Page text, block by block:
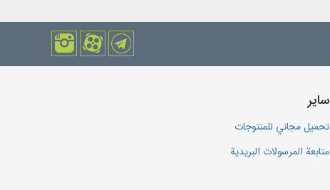
سایر
تحميل مجاني للمنتوجات
متابعة المرسولات البريدية